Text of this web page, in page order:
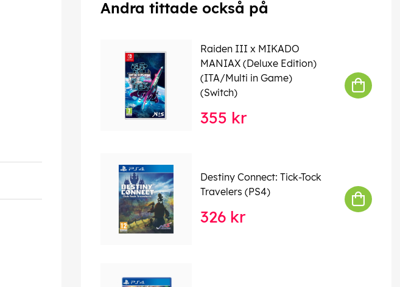
Andra tittade också på
Raiden III x MIKADO
MANIAX (Deluxe Edition)
(ITA/Multi in Game)
(Switch)
355 kr
Destiny Connect: Tick-Tock
Travelers (PS4)
326 kr